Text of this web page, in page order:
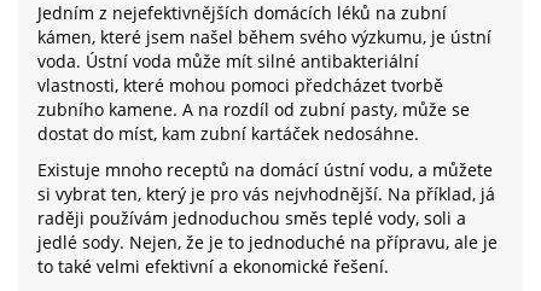
Jedním z nejefektivnějších domácích léků na zubní
kámen, které jsem našel během svého výzkumu, je ústní
voda. Ústní voda může mít silné antibakteriální
vlastnosti, které mohou pomoci předcházet tvorbě
zubního kamene. A na rozdíl od zubní pasty, může se
dostat do míst, kam zubní kartáček nedosáhne.
Existuje mnoho receptů na domácí ústní vodu, a můžete
si vybrat ten, který je pro vás nejvhodnější. Na příklad, já
raději používám jednoduchou směs teplé vody, soli a
jedlé sody. Nejen, že je to jednoduché na přípravu, ale je
to také velmi efektivní a ekonomické řešení.